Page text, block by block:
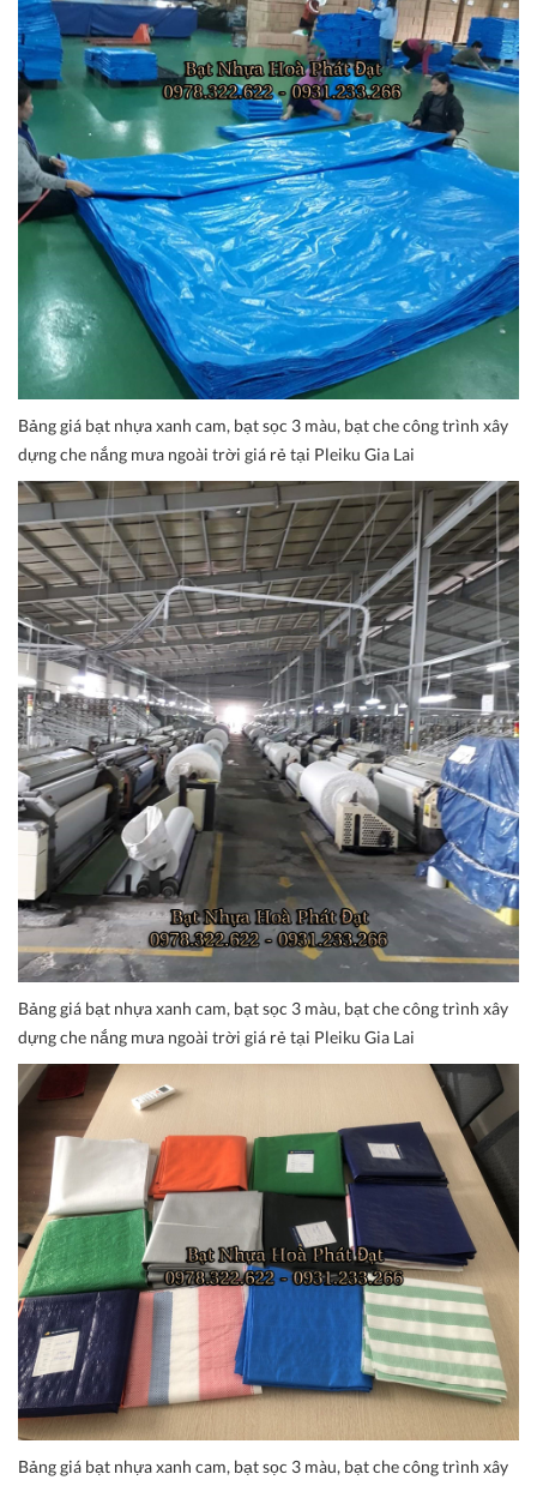
Bảng giá bạt nhựa xanh cam, bạt sọc 3 màu, bạt che công trình xây
dựng che nắng mưa ngoài trời giá rẻ tại Pleiku Gia Lai
Bảng giá bạt nhựa xanh cam, bạt sọc 3 màu, bạt che công trình xây
dựng che nắng mưa ngoài trời giá rẻ tại Pleiku Gia Lai
Bảng giá bạt nhựa xanh cam, bạt sọc 3 màu, bạt che công trình xây